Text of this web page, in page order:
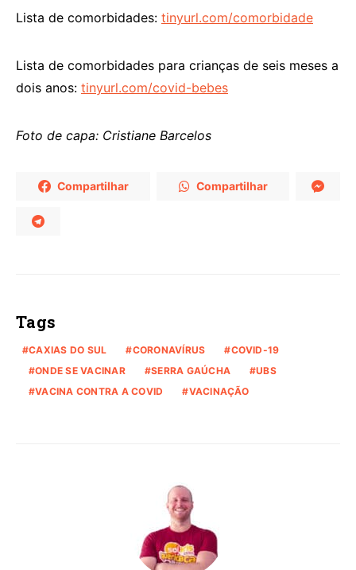
Lista de comorbidades: tinyurl.com/comorbidade
Lista de comorbidades para crianças de seis meses a
dois anos: tinyurl.com/covid-bebes
Foto de capa: Cristiane Barcelos
Compartilhar Compartilhar
Tags
CAXIAS DO SUL CORONAVÍRUS
COVID-19
ONDE SE VACINAR
SERRA GAÚCHA
UBS
VACINA CONTRA A COVID
VACINAÇÃO